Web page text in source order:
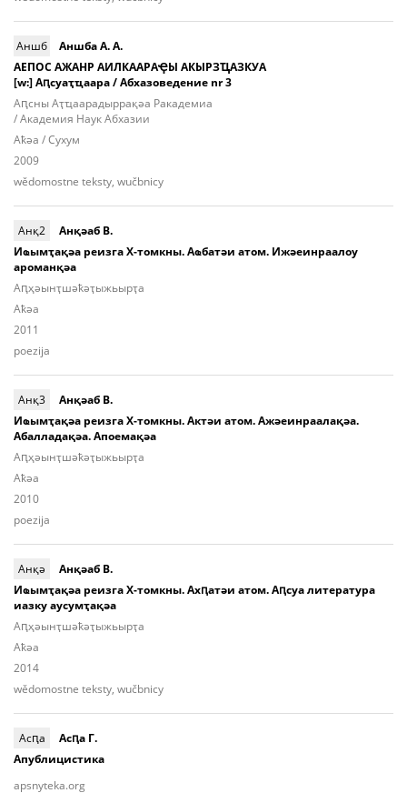
Аншб
Аншба А. А.
АЕПОС АЖАНР АИЛКААРАҾЫ АКЫРЗҴАЗКУА
[w:] Аԥсуаҭҵаара / Абхазоведение nr 3
Аԥcны Аҭ­ҵаа­ра­дыр­ра­қәа Ракадемиа
/ Академия Наук Абхазии
Aҟәа / Сухум
2009
wědomostne teksty, wučbnicy
Анқ2
Анқәаб В.
Иҩымҭақәа реизга Х-томкны. Аҩбатәи атом. Ижәеинраалоу
ароманқәа
Аԥ­ҳәынҭ­шәҟәҭы­жьыp­ҭа
Aҟәа
2011
poezija
Анқ3
Анқәаб В.
Иҩымҭақәа реизга Х-томкны. Актәи атом. Ажәеинраалақәа.
Абалладақәа. Апоемақәа
Аԥ­ҳәынҭ­шәҟәҭы­жьыp­ҭа
Aҟәа
2010
poezija
Анқә
Анқәаб В.
Иҩымҭақәа реизга Х-томкны. Ахԥатәи атом. Аԥсуа литература
иазку аусумҭақәа
Аԥ­ҳәынҭ­шәҟәҭы­жьыp­ҭа
Aҟәа
2014
wědomostne teksty, wučbnicy
Асԥа
Асԥа Г.
Апублицистика
apsnyteka.org